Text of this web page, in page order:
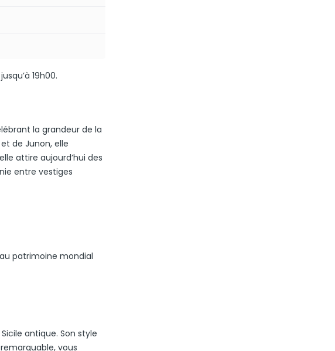
19h00.
la grandeur de la
de Junon, elle
attire aujourd’hui des
entre vestiges
patrimoine mondial
antique. Son style
vous